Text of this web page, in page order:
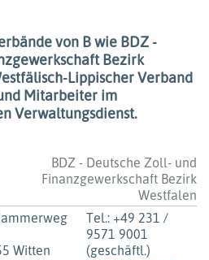
von B wie BDZ -
Bezirk
Lippischer Verband
Mitarbeiter im
Verwaltungsdienst.
BDZ - Deutsche Zoll- und
Finanzgewerkschaft Bezirk
Westfalen
Witten
Tel.:+49 231 /
9571 9001
(geschäftl.)